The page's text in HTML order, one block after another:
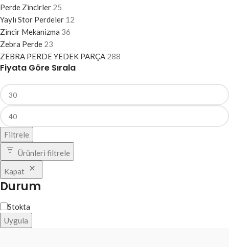
Perde Zincirler 25
Yaylı Stor Perdeler 12
Zincir Mekanizma 36
Zebra Perde 23
ZEBRA PERDE YEDEK PARÇA 288
Fiyata Göre Sırala
Filtrele
Ürünleri filtrele
Kapat
Durum
Stokta
Uygula